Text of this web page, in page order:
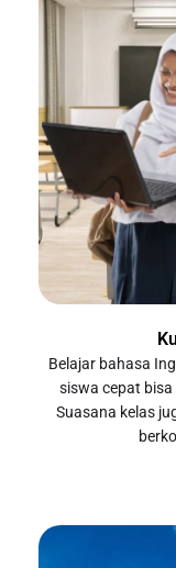
Belajar bahasa
siswa cepat
Suasana kelas